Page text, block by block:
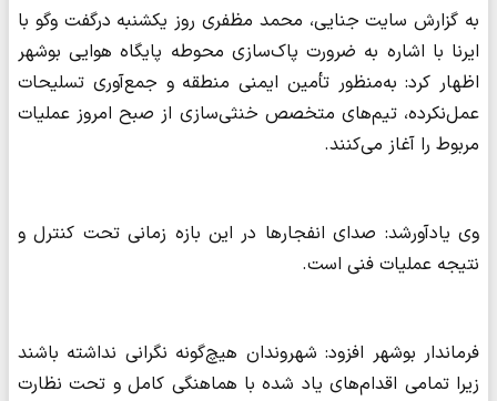
به گزارش سایت جنایی، محمد مظفری روز یکشنبه درگفت وگو با
ایرنا با اشاره به ضرورت پاک‌سازی محوطه پایگاه هوایی بوشهر
اظهار کرد: به‌منظور تأمین ایمنی منطقه و جمع‌آوری تسلیحات
عمل‌نکرده، تیم‌های متخصص خنثی‌سازی از صبح امروز عملیات
مربوط را آغاز می‌کنند.
وی یادآورشد: صدای انفجارها در این بازه زمانی تحت کنترل و
نتیجه عملیات فنی است.
فرماندار بوشهر افزود: شهروندان هیچ‌گونه نگرانی نداشته باشند
زیرا تمامی اقدام‌های یاد شده با هماهنگی کامل و تحت نظارت